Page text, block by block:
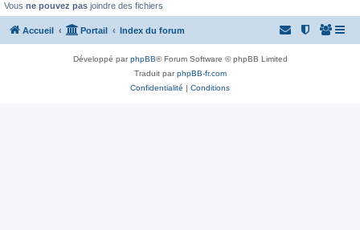
Vous ne pouvez pas joindre des fichiers
Accueil Portail Index du forum
Développé parphpBB® Forum Software © phpBB Limited
Traduit parphpBB-fr.com
Confidentialité | Conditions